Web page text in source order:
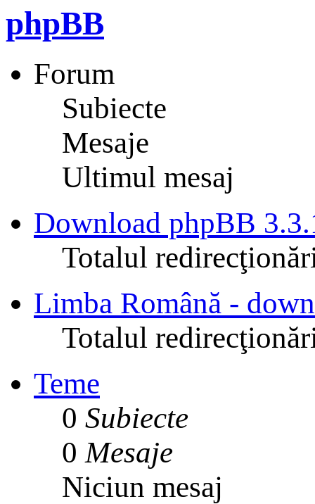
phpBB
Forum
Subiecte
Mesaje
Ultimul mesaj
Download phpBB
Totalul
Limba Română -
Totalul
Teme
0 Subiecte
0 Mesaje
Niciun mesaj